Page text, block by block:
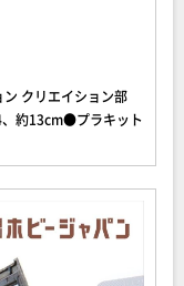
クリエイション部
約13cm●プラキット